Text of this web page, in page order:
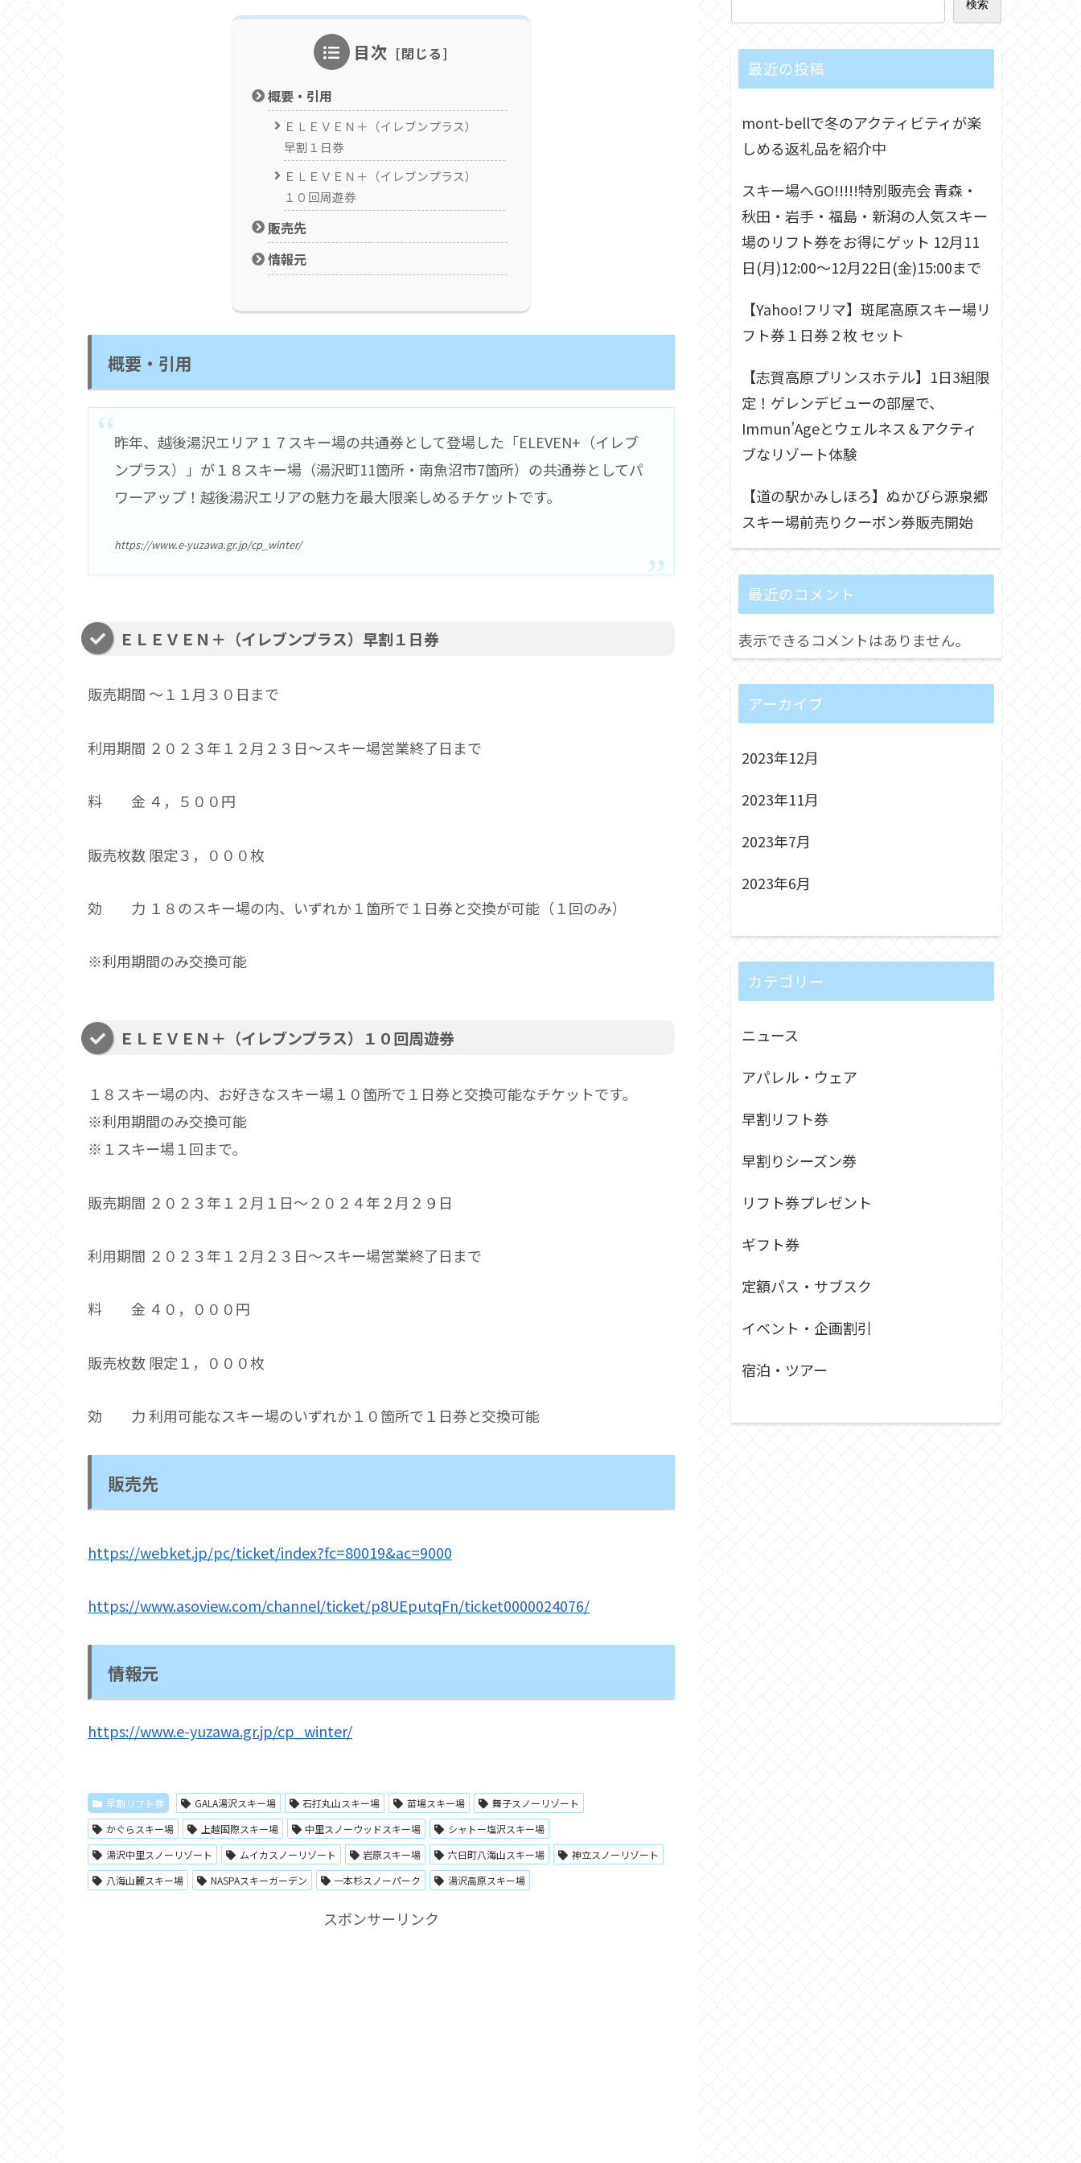
目次
概要・引用
ＥＬＥＶＥＮ＋（イレブンプラス）
早割１日券
ＥＬＥＶＥＮ＋（イレブンプラス）
１０回周遊券
販売先
情報元
概要・引用
昨年、越後湯沢エリア１７スキー場の共通券として登場した「ELEVEN+（イレブ
ンプラス）」が１８スキー場（湯沢町11箇所・南魚沼市7箇所）の共通券としてパ
ワーアップ！越後湯沢エリアの魅力を最大限楽しめるチケットです。
https://www.e-yuzawa.gr.jp/cp_winter/
ＥＬＥＶＥＮ＋（イレブンプラス）早割１日券
販売期間 ～１１月３０日まで
利用期間 ２０２３年１２月２３日～スキー場営業終了日まで
料 金 ４，５００円
販売枚数 限定３，０００枚
効 力 １８のスキー場の内、いずれか１箇所で１日券と交換が可能（１回のみ）
※利用期間のみ交換可能
ＥＬＥＶＥＮ＋（イレブンプラス）１０回周遊券
１８スキー場の内、お好きなスキー場１０箇所で１日券と交換可能なチケットです。
※利用期間のみ交換可能
※１スキー場１回まで。
販売期間 ２０２３年１２月１日～２０２４年２月２９日
利用期間 ２０２３年１２月２３日～スキー場営業終了日まで
料 金 ４０，０００円
販売枚数 限定１，０００枚
効 力 利用可能なスキー場のいずれか１０箇所で１日券と交換可能
販売先
https://webket.jp/pc/ticket/index?fc=80019&ac=9000
https://www.asoview.com/channel/ticket/p8UEputqFn/ticket0000024076/
情報元
https://www.e-yuzawa.gr.jp/cp_winter/
早割リフト券 GALA湯沢スキー場 石打丸山スキー場 苗場スキー場
舞子スノーリゾート
かぐらスキー場
上越国際スキー場 中里スノーウッドスキー場
シャトー塩沢スキー場
湯沢中里スノーリゾート
ムイカスノーリゾート 岩原スキー場 六日町八海山スキー場
神立スノーリゾート
八海山麓スキー場
NASPAスキーガーデン 一本杉スノーパーク 湯沢高原スキー場
スポンサーリンク
検索
最近の投稿
mont-bellで冬のアクティビティが楽
しめる返礼品を紹介中
スキー場へGO!!!!!特別販売会 青森・
秋田・岩手・福島・新潟の人気スキー
場のリフト券をお得にゲット 12月11
日(月)12:00～12月22日(金)15:00まで
【Yahoo!フリマ】斑尾高原スキー場リ
フト券１日券２枚 セット
【志賀高原プリンスホテル】1日3組限
定！ゲレンデビューの部屋で、
Immun’Ageとウェルネス＆アクティ
ブなリゾート体験
【道の駅かみしほろ】ぬかびら源泉郷
スキー場前売りクーポン券販売開始
最近のコメント
表示できるコメントはありません。
アーカイブ
2023年12月
2023年11月
2023年7月
2023年6月
カテゴリー
ニュース
アパレル・ウェア
早割リフト券
早割りシーズン券
リフト券プレゼント
ギフト券
定額パス・サブスク
イベント・企画割引
宿泊・ツアー